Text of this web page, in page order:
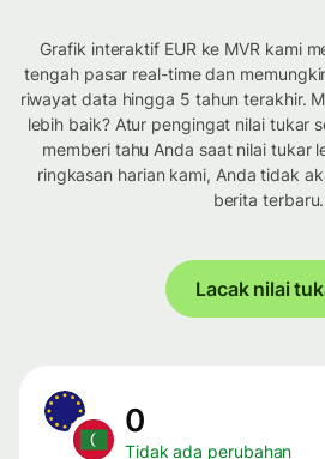
Grafik interaktif EUR ke MVR kami
tengah pasar real-time dan
riwayat data hingga 5 tahun terakhir.
lebih baik? Atur pengingat nilai tukar
memberi tahu Anda saat nilai tukar
ringkasan harian kami, Anda tidak
berita terbaru.
Lacak nilai
0
Tidak ada perubahan